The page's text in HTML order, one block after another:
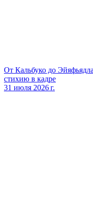
От Кальбуко до
стихию в кадре
31 июля 2026 г.